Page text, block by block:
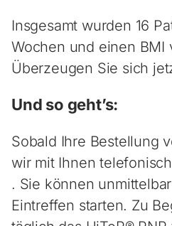
Insgesamt wurden 16
Wochen und einen BMI
Überzeugen Sie sich
Und so geht’s:
Sobald Ihre Bestellung
wir mit Ihnen
. Sie können
Eintreffen starten. Zu